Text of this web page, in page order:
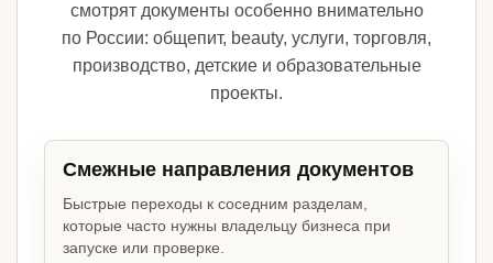
смотрят документы особенно внимательно
по России: общепит, beauty, услуги, торговля,
производство, детские и образовательные
проекты.
Смежные направления документов
Быстрые переходы к соседним разделам,
которые часто нужны владельцу бизнеса при
запуске или проверке.